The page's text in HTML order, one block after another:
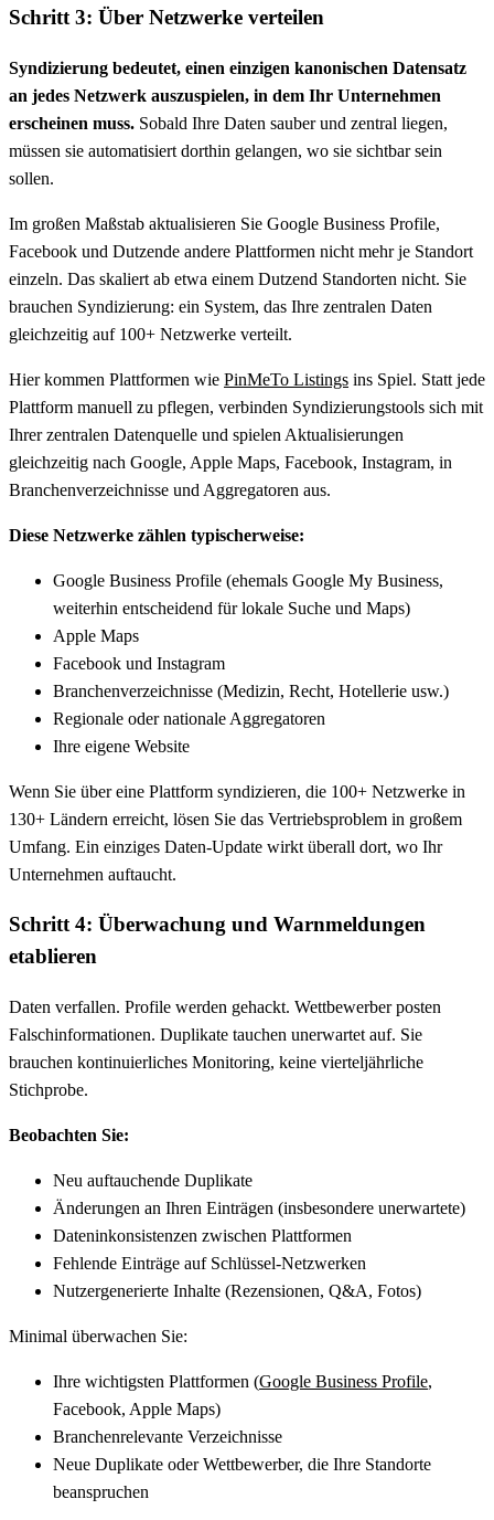
Schritt 3: Über Netzwerke verteilen
Syndizierung bedeutet, einen einzigen kanonischen Datensatz
an jedes Netzwerk auszuspielen, in dem Ihr Unternehmen
erscheinen muss. Sobald Ihre Daten sauber und zentral liegen,
müssen sie automatisiert dorthin gelangen, wo sie sichtbar sein
sollen.
Im großen Maßstab aktualisieren Sie Google Business Profile,
Facebook und Dutzende andere Plattformen nicht mehr je Standort
einzeln. Das skaliert ab etwa einem Dutzend Standorten nicht. Sie
brauchen Syndizierung: ein System, das Ihre zentralen Daten
gleichzeitig auf 100+ Netzwerke verteilt.
Hier kommen Plattformen wie PinMeTo Listings ins Spiel. Statt jede
Plattform manuell zu pflegen, verbinden Syndizierungstools sich mit
Ihrer zentralen Datenquelle und spielen Aktualisierungen
gleichzeitig nach Google, Apple Maps, Facebook, Instagram, in
Branchenverzeichnisse und Aggregatoren aus.
Diese Netzwerke zählen typischerweise:
Google Business Profile (ehemals Google My Business,
weiterhin entscheidend für lokale Suche und Maps)
Apple Maps
Facebook und Instagram
Branchenverzeichnisse (Medizin, Recht, Hotellerie usw.)
Regionale oder nationale Aggregatoren
Ihre eigene Website
Wenn Sie über eine Plattform syndizieren, die 100+ Netzwerke in
130+ Ländern erreicht, lösen Sie das Vertriebsproblem in großem
Umfang. Ein einziges Daten-Update wirkt überall dort, wo Ihr
Unternehmen auftaucht.
Schritt 4: Überwachung und Warnmeldungen
etablieren
Daten verfallen. Profile werden gehackt. Wettbewerber posten
Falschinformationen. Duplikate tauchen unerwartet auf. Sie
brauchen kontinuierliches Monitoring, keine vierteljährliche
Stichprobe.
Beobachten Sie:
Neu auftauchende Duplikate
Änderungen an Ihren Einträgen (insbesondere unerwartete)
Dateninkonsistenzen zwischen Plattformen
Fehlende Einträge auf Schlüssel-Netzwerken
Nutzergenerierte Inhalte (Rezensionen, Q&A, Fotos)
Minimal überwachen Sie:
Ihre wichtigsten Plattformen (Google Business Profile,
Facebook, Apple Maps)
Branchenrelevante Verzeichnisse
Neue Duplikate oder Wettbewerber, die Ihre Standorte
beanspruchen